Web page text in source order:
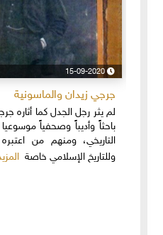
15-09-2020
جرجي زيدان والماسونية
لم يثر رجل الجدل كما أثاره
باحثاً وأديباً وصحفياً
التاريخي، ومنهم من اعتبره
وللتاريخ الإسلامي خاصة